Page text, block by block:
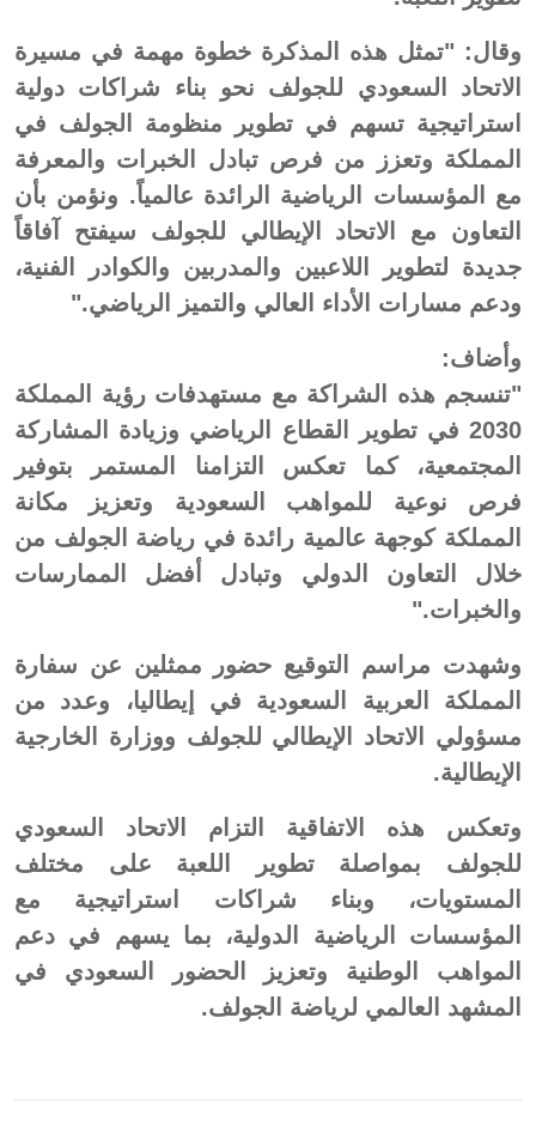
وقال: "تمثل هذه المذكرة خطوة مهمة في مسيرة
الاتحاد السعودي للجولف نحو بناء شراكات دولية
استراتيجية تسهم في تطوير منظومة الجولف في
المملكة وتعزز من فرص تبادل الخبرات والمعرفة
مع المؤسسات الرياضية الرائدة عالمياً. ونؤمن بأن
التعاون مع الاتحاد الإيطالي للجولف سيفتح آفاقاً
جديدة لتطوير اللاعبين والمدربين والكوادر الفنية،
ودعم مسارات الأداء العالي والتميز الرياضي."
وأضاف:
"تنسجم هذه الشراكة مع مستهدفات رؤية المملكة
2030 في تطوير القطاع الرياضي وزيادة المشاركة
المجتمعية، كما تعكس التزامنا المستمر بتوفير
فرص نوعية للمواهب السعودية وتعزيز مكانة
المملكة كوجهة عالمية رائدة في رياضة الجولف من
خلال التعاون الدولي وتبادل أفضل الممارسات
والخبرات."
وشهدت مراسم التوقيع حضور ممثلين عن سفارة
المملكة العربية السعودية في إيطاليا، وعدد من
مسؤولي الاتحاد الإيطالي للجولف ووزارة الخارجية
الإيطالية.
وتعكس هذه الاتفاقية التزام الاتحاد السعودي
للجولف بمواصلة تطوير اللعبة على مختلف
المستويات، وبناء شراكات استراتيجية مع
المؤسسات الرياضية الدولية، بما يسهم في دعم
المواهب الوطنية وتعزيز الحضور السعودي في
المشهد العالمي لرياضة الجولف.